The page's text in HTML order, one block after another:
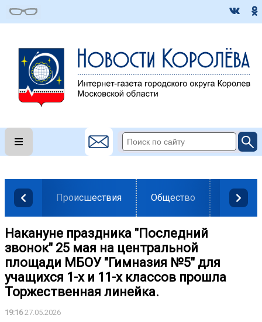
Происшествия Общество Власть
Накануне праздника "Последний
звонок" 25 мая на центральной
площади МБОУ "Гимназия №5" для
учащихся 1-х и 11-х классов прошла
Торжественная линейка.
19:1627.05.2026